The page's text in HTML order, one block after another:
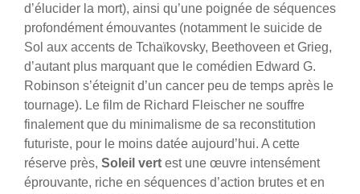
d’élucider la mort), ainsi qu’une poignée de séquences
profondément émouvantes (notamment le suicide de
Sol aux accents de Tchaïkovsky, Beethoveen et Grieg,
d’autant plus marquant que le comédien Edward G.
Robinson s’éteignit d’un cancer peu de temps après le
tournage). Le film de Richard Fleischer ne souffre
finalement que du minimalisme de sa reconstitution
futuriste, pour le moins datée aujourd’hui. A cette
réserve près, Soleil vert est une œuvre intensément
éprouvante, riche en séquences d’action brutes et en